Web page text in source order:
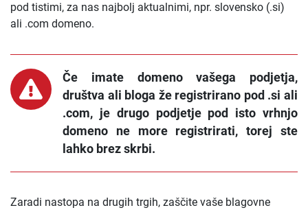
pod tistimi, za nas najbolj aktualnimi, npr. slovensko (.si)
ali .com domeno.
Če imate domeno vašega podjetja,
društva ali bloga že registrirano pod .si ali
.com, je drugo podjetje pod isto vrhnjo
domeno ne more registrirati, torej ste
lahko brez skrbi.
Zaradi nastopa na drugih trgih, zaščite vaše blagovne